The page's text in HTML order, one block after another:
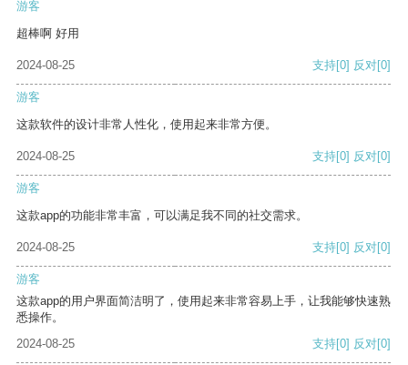
游客
超棒啊 好用
2024-08-25 支持[0] 反对[0]
游客
这款软件的设计非常人性化，使用起来非常方便。
2024-08-25 支持[0] 反对[0]
游客
这款app的功能非常丰富，可以满足我不同的社交需求。
2024-08-25 支持[0] 反对[0]
游客
这款app的用户界面简洁明了，使用起来非常容易上手，让我能够快速熟
悉操作。
2024-08-25
支持[0] 反对[0]